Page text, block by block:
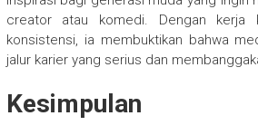
creator atau komedi. Dengan kerja
konsistensi, ia membuktikan bahwa
jalur karier yang serius dan
Kesimpulan